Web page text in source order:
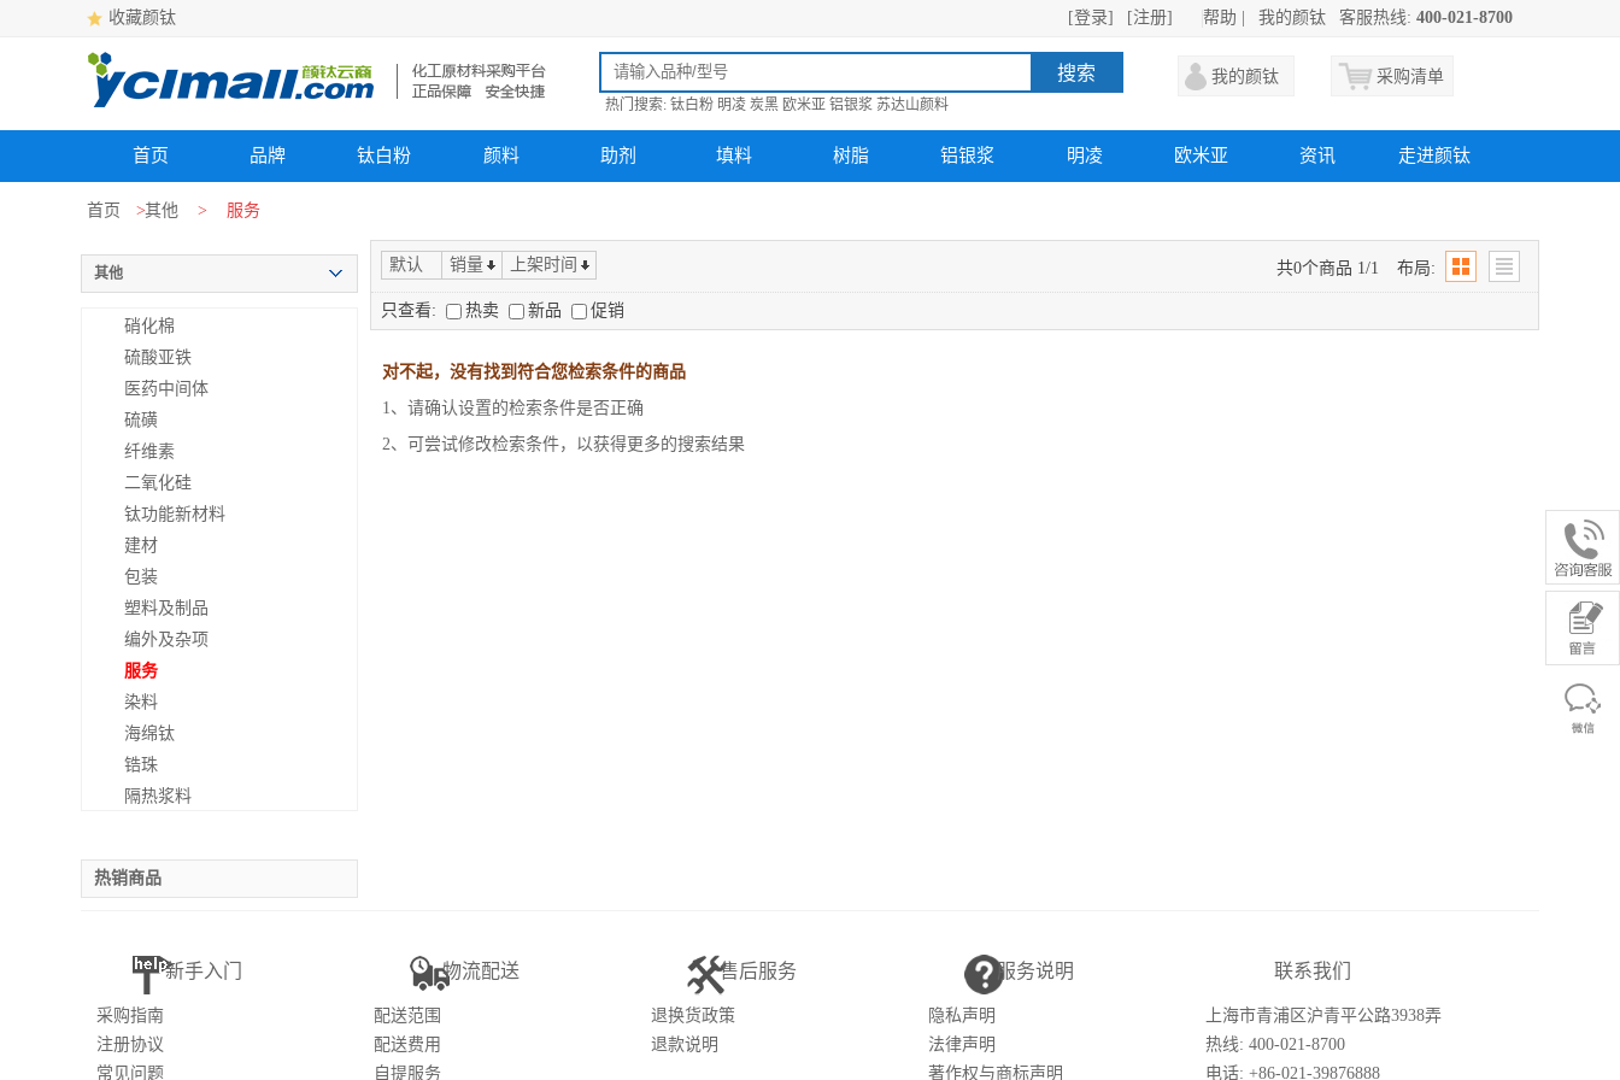
收藏颜钛 [登录] [注册] 帮助 我的颜钛 客服热线: 400-021-8700
搜索
热门搜索: 钛白粉 明凌 炭黑 欧米亚 铝银浆 苏达山颜料
我的颜钛 采购清单
首页 品牌 钛白粉 颜料 助剂 填料 树脂 铝银浆 明凌 欧米亚 资讯 走进颜钛
首页 >其他 > 服务
其他
硝化棉
硫酸亚铁
医药中间体
硫磺
纤维素
二氧化硅
钛功能新材料
建材
包装
塑料及制品
编外及杂项
服务
染料
海绵钛
锆珠
隔热浆料
热销商品
默认 销量 上架时间 布局:
共0个商品 1/1
只查看: 热卖 新品 促销
对不起，没有找到符合您检索条件的商品
1、请确认设置的检索条件是否正确
2、可尝试修改检索条件，以获得更多的搜索结果
新手入门
采购指南
注册协议
常见问题
物流配送
配送范围
配送费用
自提服务
售后服务
退换货政策
退款说明
服务说明
隐私声明
法律声明
著作权与商标声明
联系我们
上海市青浦区沪青平公路3938弄
26号楼
热线: 400-021-8700
电话: +86-021-39876888